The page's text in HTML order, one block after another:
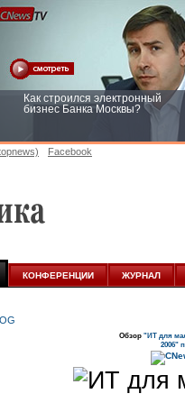
Как строился электронный
бизнес Банка Москвы?
Facebook
КОНФЕРЕНЦИИ ЖУРНАЛ
Обзор "ИТ для
2006"